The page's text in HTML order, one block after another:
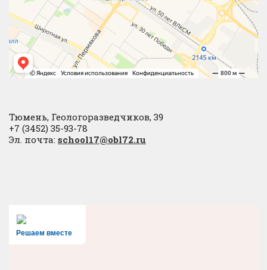
Тюмень, Геологоразведчиков, 39
+7 (3452) 35-93-78
Эл. почта: school17@obl72.ru
Решаем вместе